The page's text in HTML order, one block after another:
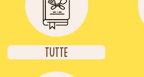
Tutte